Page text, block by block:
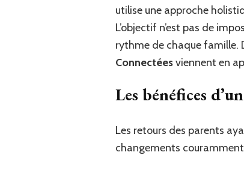
utilise une approche
L’objectif n’est pas de
rythme de chaque famille.
Connectéesviennent en
Les bénéfices
Les retours des parents
changements couramment